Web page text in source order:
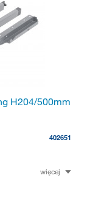
H204/500mm
402651
więcej